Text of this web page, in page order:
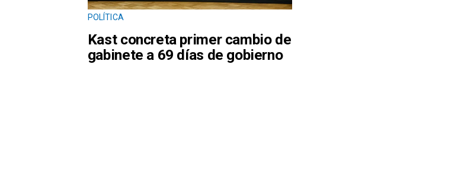
POLÍTICA
Kast concreta primer cambio de
gabinete a 69 días de gobierno